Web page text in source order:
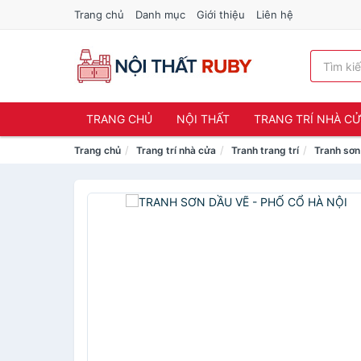
Trang chủ Danh mục Giới thiệu Liên hệ
TRANG CHỦ NỘI THẤT TRANG TRÍ NHÀ
Trang chủ Trang trí nhà cửa Tranh trang trí Tranh